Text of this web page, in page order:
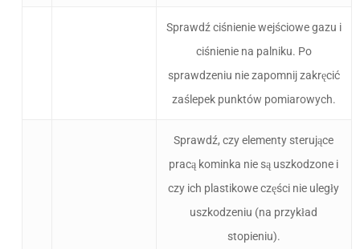
Sprawdź ciśnienie wejściowe gazu i
ciśnienie na palniku. Po
sprawdzeniu nie zapomnij zakręcić
zaślepek punktów pomiarowych.
Sprawdź, czy elementy sterujące
pracą kominka nie są uszkodzone i
czy ich plastikowe części nie uległy
uszkodzeniu (na przykład
stopieniu).